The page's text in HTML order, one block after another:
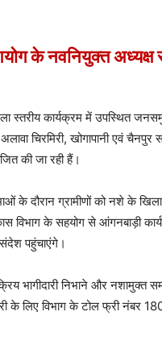
के नवनियुक्त
स्तरीय कार्यक्रम में उपस्थित
चिरमिरी, खोगापानी एवं चैनपुर
की जा रही हैं।
के दौरान ग्रामीणों को नशे के
विभाग के सहयोग से आंगनबाड़ी
पहुंचाएंगे।
भागीदारी निभाने और नशामुक्त
के लिए विभाग के टोल फ्री